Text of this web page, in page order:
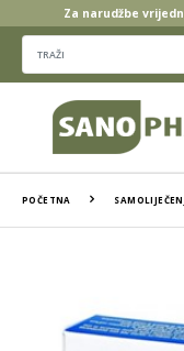
Za narudžbe
POČETNA